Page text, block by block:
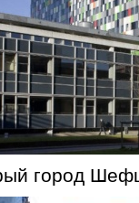
город